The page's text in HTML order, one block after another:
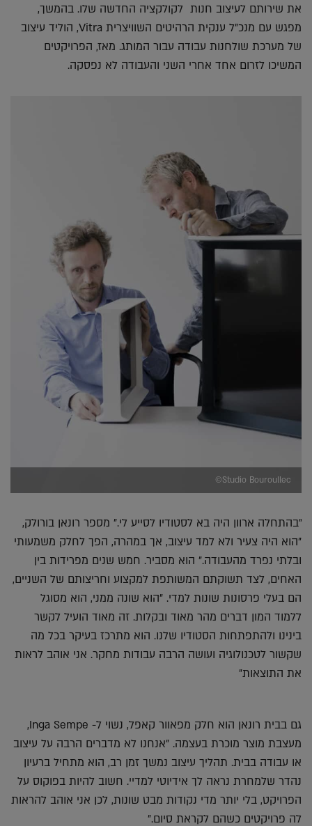
את שירותם לעיצוב חנות לקולקציה החדשה שלו. בהמשך,
מפגש עם מנכ"ל ענקית הרהיטים השוויצרית Vitra, הוליד עיצוב
של מערכת שולחנות עבודה עבור המותג. מאז, הפרויקטים
המשיכו לזרום אחד אחרי השני והעבודה לא נפסקה.
Studio Bouroullec©
"בהתחלה ארוון היה בא לסטודיו לסייע לי." מספר רונאן בורולק,
"הוא היה צעיר ולא למד עיצוב, אך במהרה, הפך לחלק משמעותי
ובלתי נפרד מהעבודה." הוא מסביר. חמש שנים מפרידות בין
האחים, לצד תשוקתם המשותפת למקצוע וחריצותם של השניים,
הם בעלי פרסונות שונות למדי. "הוא שונה ממני, הוא מסוגל
ללמוד המון דברים מהר מאוד ובקלות. זה מאוד הועיל לקשר
בינינו ולהתפתחות הסטודיו שלנו. הוא מתרכז בעיקר בכל מה
שקשור לטכנולוגיה ועושה הרבה עבודות מחקר. אני אוהב לראות
את התוצאות"
גם בבית רונאן הוא חלק מפאוור קאפל, נשוי ל- Inga Sempe,
מעצבת מוצר מוכרת בעצמה. "אנחנו לא מדברים הרבה על עיצוב
או עבודה בבית. תהליך עיצוב נמשך זמן רב, הוא מתחיל ברעיון
נהדר שלמחרת נראה לך אידיוטי למדיי. חשוב להיות בפוקוס על
הפרויקט, בלי יותר מדי נקודות מבט שונות, לכן אני אוהב להראות
לה פרויקטים כשהם לקראת סיום."